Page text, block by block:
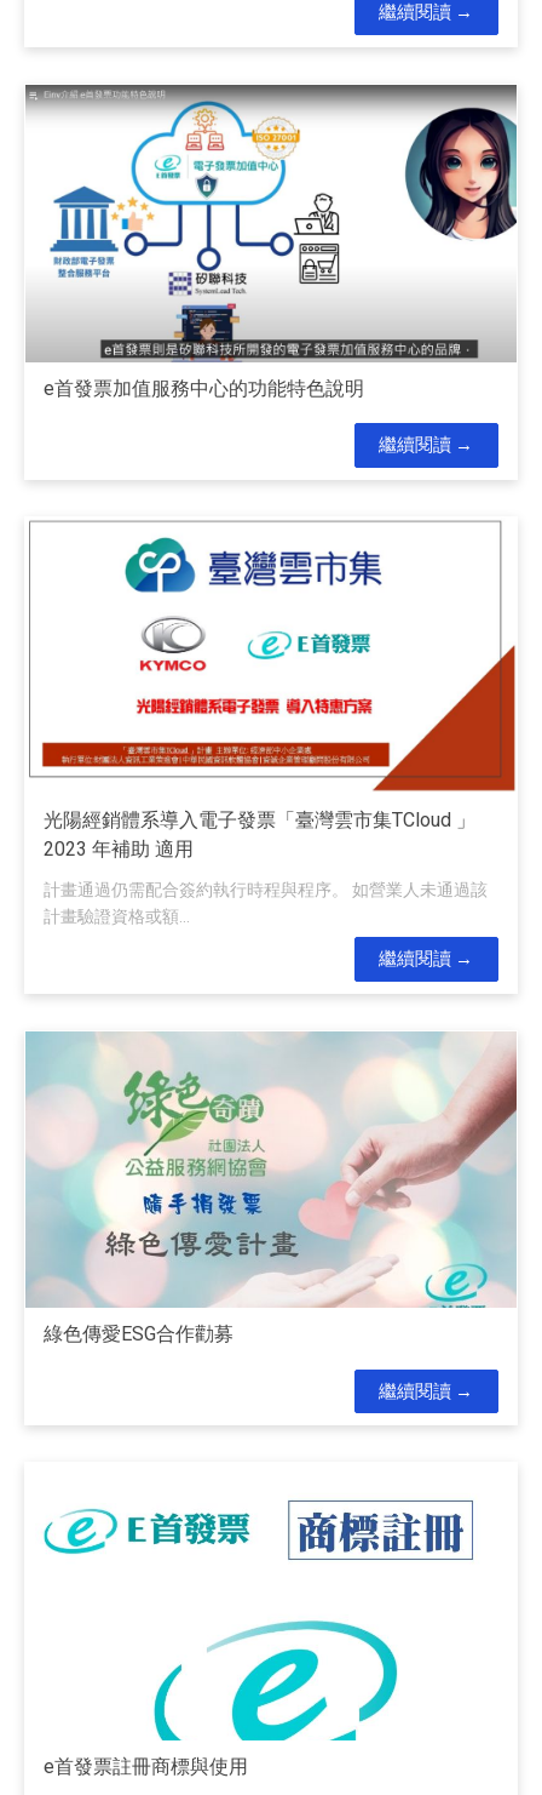
繼續閱讀
e首發票加值服務中心的功能特色說明
繼續閱讀
光陽經銷體系導入電子發票「臺灣雲市集TCloud 」
2023 年補助 適用
計畫通過仍需配合簽約執行時程與程序。 如營業人未通過該
計畫驗證資格或額...
繼續閱讀
綠色傳愛ESG合作勸募
繼續閱讀
e首發票註冊商標與使用